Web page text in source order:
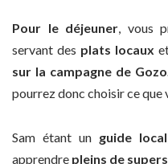
Pour le déjeuner, vous
servant des plats locaux
sur la campagne de
pourrez donc choisir ce que
Sam étant un guide local
apprendre pleins de